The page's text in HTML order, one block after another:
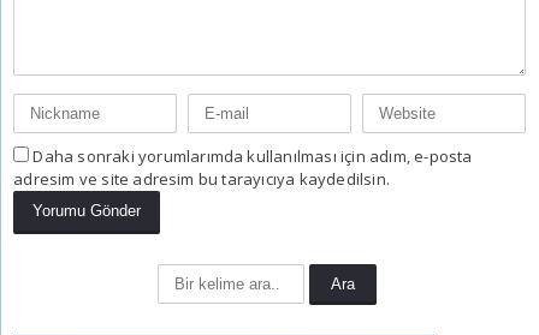
Daha sonraki yorumlarımda kullanılması için adım, e-posta
adresim ve site adresim bu tarayıcıya kaydedilsin.